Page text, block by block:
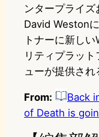
ンタープライ
David Weston
トナーに新し
リティプラッ
ューが提供され
From:
Back
of Death is